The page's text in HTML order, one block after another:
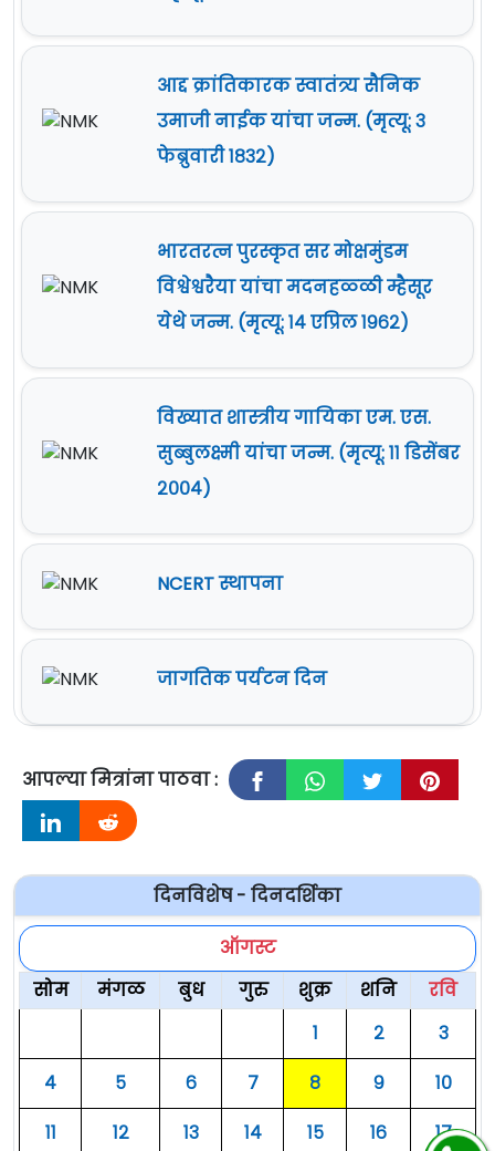
आद्द क्रांतिकारक स्वातंत्र्य सैनिक
उमाजी नाईक यांचा जन्म. (मृत्यू: ३
फेब्रुवारी १८३२)
भारतरत्न पुरस्कृत सर मोक्षमुंडम
विश्वेश्वरैया यांचा मदनहळ्ळी म्हैसूर
येथे जन्म. (मृत्यू: १४ एप्रिल १९६२)
विख्यात शास्त्रीय गायिका एम. एस.
सुब्बुलक्ष्मी यांचा जन्म. (मृत्यू: ११ डिसेंबर
२००४)
NCERT स्थापना
जागतिक पर्यटन दिन
आपल्या मित्रांना पाठवा :
दिनविशेष - दिनदर्शिका
ऑगस्ट
सोम
मंगळ बुध गुरु शुक्र शनि
रवि
१
२
३
४
५ ६ ७ ८ ९
१०
११
१२ १३ १४ १५ १६
१७